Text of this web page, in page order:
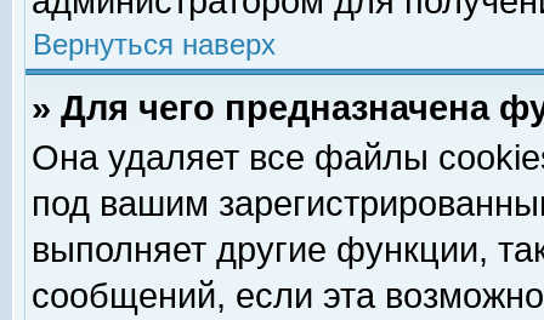
Вернуться наверх
» Для чего предназначена
Она удаляет все файлы
под вашим
выполняет другие функции,
сообщений, если эта